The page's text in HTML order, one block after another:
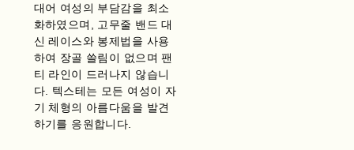
대어 여성의 부담감을 최소
화하였으며, 고무줄 밴드 대
신 레이스와 봉제법을 사용
하여 장골 쓸림이 없으며 팬
티 라인이 드러나지 않습니
다. 텍스테는 모든 여성이 자
기 체형의 아름다움을 발견
하기를 응원합니다.